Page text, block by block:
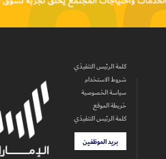
كلمة الرئيس التنفيذي
شروط الاستخدام
سياسة الخصوصية
خريطة الموقع
كلمة الرئيس التنفيذي
بريد الموظفين